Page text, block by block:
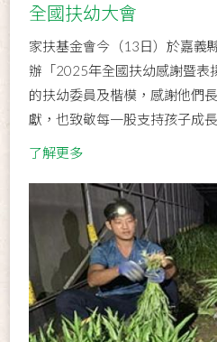
全國扶幼大會
家扶基金會今（13日）於嘉義
辦「2025年全國扶幼感謝暨表
的扶幼委員及楷模，感謝他們
獻，也致敬每一股支持孩子成
了解更多